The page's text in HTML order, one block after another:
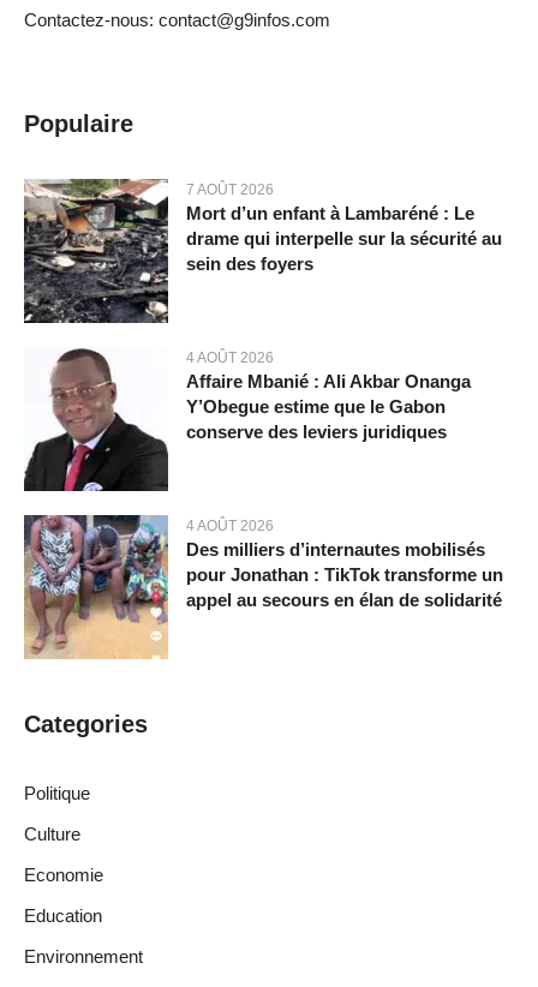
Contactez-nous: contact@g9infos.com
Populaire
7 AOÛT 2026
Mort d’un enfant à Lambaréné : Le
drame qui interpelle sur la sécurité au
sein des foyers
4 AOÛT 2026
Affaire Mbanié : Ali Akbar Onanga
Y’Obegue estime que le Gabon
conserve des leviers juridiques
4 AOÛT 2026
Des milliers d’internautes mobilisés
pour Jonathan : TikTok transforme un
appel au secours en élan de solidarité
Categories
Politique
Culture
Economie
Education
Environnement